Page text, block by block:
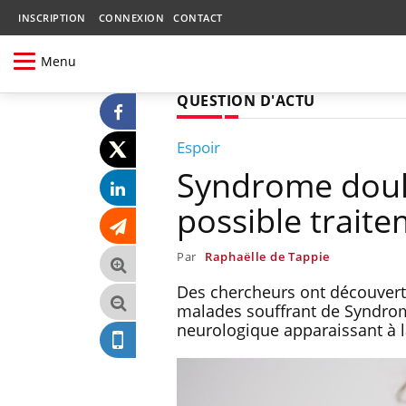
INSCRIPTION CONNEXION CONTACT
Menu
QUESTION D'ACTU
Espoir
Syndrome
possible
Par Raphaëlle de Tappie
Des chercheurs ont
malades souffrant de
neurologique apparaissant à